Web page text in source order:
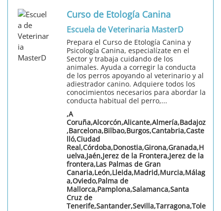
Curso de Etología Canina
Escuela de Veterinaria MasterD
Prepara el Curso de Etología Canina y
Psicología Canina, especialízate en el
Sector y trabaja cuidando de los
animales. Ayuda a corregir la conducta
de los perros apoyando al veterinario y al
adiestrador canino. Adquiere todos los
conocimientos necesarios para abordar la
conducta habitual del perro,...
,A
Coruña,Alcorcón,Alicante,Almería,Badajoz
,Barcelona,Bilbao,Burgos,Cantabria,Caste
lló,Ciudad
Real,Córdoba,Donostia,Girona,Granada,H
uelva,Jaén,Jerez de la Frontera,Jerez de la
frontera,Las Palmas de Gran
Canaria,León,Lleida,Madrid,Murcia,Málag
a,Oviedo,Palma de
Mallorca,Pamplona,Salamanca,Santa
Cruz de
Tenerife,Santander,Sevilla,Tarragona,Tole